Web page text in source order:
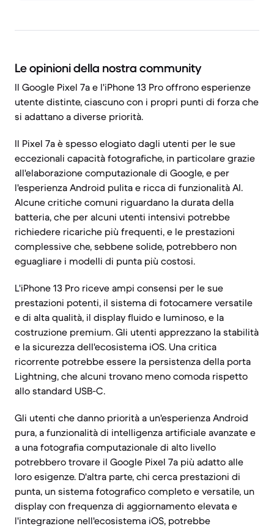
Le opinioni della nostra community
Il Google Pixel 7a e l'iPhone 13 Pro offrono esperienze
utente distinte, ciascuno con i propri punti di forza che
si adattano a diverse priorità.
Il Pixel 7a è spesso elogiato dagli utenti per le sue
eccezionali capacità fotografiche, in particolare grazie
all'elaborazione computazionale di Google, e per
l'esperienza Android pulita e ricca di funzionalità AI.
Alcune critiche comuni riguardano la durata della
batteria, che per alcuni utenti intensivi potrebbe
richiedere ricariche più frequenti, e le prestazioni
complessive che, sebbene solide, potrebbero non
eguagliare i modelli di punta più costosi.
L'iPhone 13 Pro riceve ampi consensi per le sue
prestazioni potenti, il sistema di fotocamere versatile
e di alta qualità, il display fluido e luminoso, e la
costruzione premium. Gli utenti apprezzano la stabilità
e la sicurezza dell'ecosistema iOS. Una critica
ricorrente potrebbe essere la persistenza della porta
Lightning, che alcuni trovano meno comoda rispetto
allo standard USB-C.
Gli utenti che danno priorità a un'esperienza Android
pura, a funzionalità di intelligenza artificiale avanzate e
a una fotografia computazionale di alto livello
potrebbero trovare il Google Pixel 7a più adatto alle
loro esigenze. D'altra parte, chi cerca prestazioni di
punta, un sistema fotografico completo e versatile, un
display con frequenza di aggiornamento elevata e
l'integrazione nell'ecosistema iOS, potrebbe